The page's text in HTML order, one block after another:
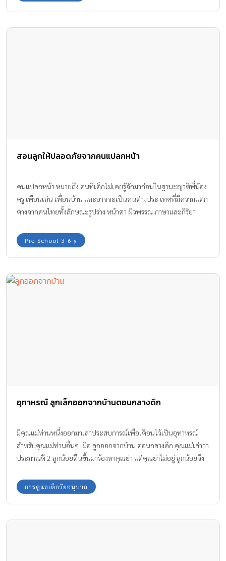
คิดว่าปลอดภัยแล้วหรือไม่น่าเกิดการลักพาตัวลูกไปได้เพราะลูกอยู่ใน
คิด … ดังเช่นคลิปนี้ ซึ่งถูกบันทึกได้จากกล้องวงจรปิด ในแคลิฟอร์เนีย
และใครเป็นคนลงมือ อาจจะเป็นคนใกล้ตัวหรือคนที่เราไม่รู้จักย่อม
พวกนี้จะมีวิธีการหลอกล่อเด็กต่างๆ นานา อีกมากมาย… อ่านต่อ >>
“เผยกลวิธีของ “แก๊งลักเด็ก” ที่มักใช้ในปัจจุบัน” คลิกหน้า 2
สอนลูกให้ปลอดภัยจากคนแปลกหน้า
คนแปลกหน้า หมายถึง คนที่เด็กไม่เคยรู้จักมาก่อนในฐานะญาติพี่น้อง
ครู เพื่อนเล่น เพื่อนบ้าน และอาจจะเป็นคนต่างประ เทศที่มีความแตก
ต่างจากคนไทยทั้งลักษณะรูปร่าง หน้าตา ผิวพรรณ ภาษาและกิริยา
Pre-School 3-6 y
อุทาหรณ์ ลูกเล็กออกจากบ้านตอนกลางดึก
มีคุณแม่ท่านหนึ่งออกมาเล่าประสบการณ์เพื่อเตือนไว้เป็นอุทาหรณ์
สำหรับคุณแม่ท่านอื่นๆ เมื่อ ลูกออกจากบ้าน ตอนกลางดึก คุณแม่เล่าว่า
ประมาณตี 2 ลูกน้อยตื่นขึ้นมาร้องหาคุณย่า แต่คุณย่าไม่อยู่ ลูกน้อยจึง
การดูแลเด็กวัยอนุบาล